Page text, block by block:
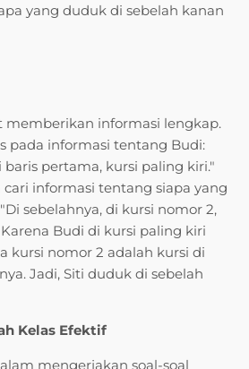
yang duduk di sebelah kanan
memberikan informasi lengkap.
pada informasi tentang Budi:
pertama, kursi paling kiri."
informasi tentang siapa yang
sebelahnya, di kursi nomor 2,
Budi di kursi paling kiri
kursi nomor 2 adalah kursi di
Jadi, Siti duduk di sebelah
Kelas Efektif
mengerjakan soal-soal